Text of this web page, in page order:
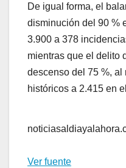
De igual forma, el
disminución del 90 %
3.900 a 378
mientras que el delito
descenso del 75 %, al
históricos a 2.415 en
Ver fuente